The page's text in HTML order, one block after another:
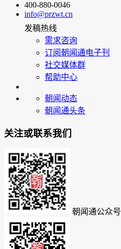
400-880-0046
info@przwt.cn
发稿热线
需求咨询
订阅朝闻通电子刊
社交媒体群
帮助中心
朝闻动态
朝闻通头条
关注或联系我们
朝闻通公众号